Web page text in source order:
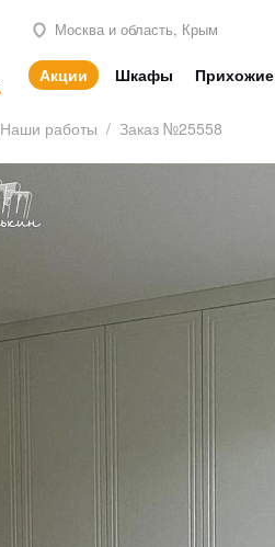
Москва и область, Крым
Акции Шкафы Прихожие
Наши работы / Заказ №25558